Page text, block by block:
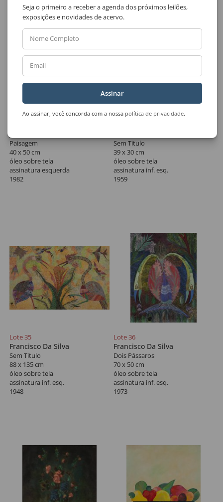
Paisagem
40 x 50 cm
óleo sobre tela
assinatura esquerda
1982
Sem Titulo
39 x 30 cm
óleo sobre tela
assinatura inf. esq.
1959
Lote 35
Francisco Da Silva
Sem Titulo
88 x 135 cm
óleo sobre tela
assinatura inf. esq.
1948
Lote 36
Francisco Da Silva
Dois Pássaros
70 x 50 cm
óleo sobre tela
assinatura inf. esq.
1973
Seja o primeiro a receber a agenda dos próximos leilões,
exposições e novidades de acervo.
Nome Completo
Email
Assinar
Ao assinar, você concorda com a nossa política de privacidade.